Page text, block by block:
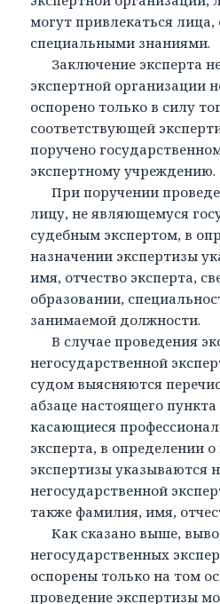
могут привлекаться
специальными знаниями.
Заключение эксперта
экспертной организации
оспорено только в силу
соответствующей
поручено
экспертному учреждению.
При поручении
лицу, не являющемуся
судебным экспертом, в
назначении экспертизы
имя, отчество эксперта,
образовании,
занимаемой должности.
В случае проведения
негосударственной
судом выясняются
абзаце настоящего пункта
касающиеся
эксперта, в определении
экспертизы указываются
негосударственной
также фамилия, имя,
Как сказано выше,
негосударственных
оспорены только на том
проведение экспертизы